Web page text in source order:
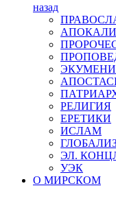
назад
РЕЛИГИЯ
ЕРЕТИКИ
ИСЛАМ
ЭЛ.
УЭК
О МИРСКОМ